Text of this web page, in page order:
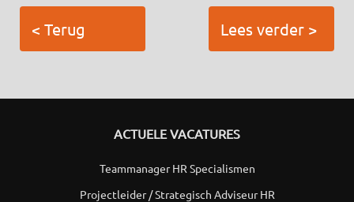
< Terug Lees verder >
ACTUELE VACATURES
Teammanager HR Specialismen
Projectleider / Strategisch Adviseur HR